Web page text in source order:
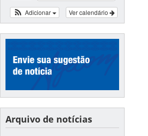
Ver calendário
Adicionar
Arquivo de notícias